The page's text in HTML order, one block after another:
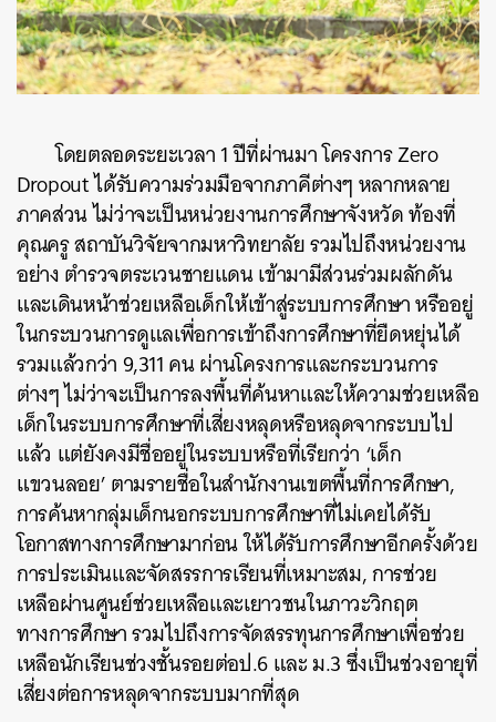
โดยตลอดระยะเวลา 1 ปีที่ผ่านมา โครงการ Zero
Dropout ได้รับความร่วมมือจากภาคีต่างๆ หลากหลาย
ภาคส่วน ไม่ว่าจะเป็นหน่วยงานการศึกษาจังหวัด ท้องที่
คุณครู สถาบันวิจัยจากมหาวิทยาลัย รวมไปถึงหน่วยงาน
อย่าง ตำรวจตระเวนชายแดน เข้ามามีส่วนร่วมผลักดัน
และเดินหน้าช่วยเหลือเด็กให้เข้าสู่ระบบการศึกษา หรืออยู่
ในกระบวนการดูแลเพื่อการเข้าถึงการศึกษาที่ยืดหยุ่นได้
รวมแล้วกว่า9,311คน ผ่านโครงการและกระบวนการ
ต่างๆ ไม่ว่าจะเป็นการลงพื้นที่ค้นหาและให้ความช่วยเหลือ
เด็กในระบบการศึกษาที่เสี่ยงหลุดหรือหลุดจากระบบไป
แล้ว แต่ยังคงมีชื่ออยู่ในระบบหรือที่เรียกว่า ‘เด็ก
แขวนลอย’ ตามรายชื่อในสำนักงานเขตพื้นที่การศึกษา,
การค้นหากลุ่มเด็กนอกระบบการศึกษาที่ไม่เคยได้รับ
โอกาสทางการศึกษามาก่อน ให้ได้รับการศึกษาอีกครั้งด้วย
การประเมินและจัดสรรการเรียนที่เหมาะสม, การช่วย
เหลือผ่านศูนย์ช่วยเหลือและเยาวชนในภาวะวิกฤต
ทางการศึกษา รวมไปถึงการจัดสรรทุนการศึกษาเพื่อช่วย
เหลือนักเรียนช่วงชั้นรอยต่อป.6 และ ม.3 ซึ่งเป็นช่วงอายุที่
เสี่ยงต่อการหลุดจากระบบมากที่สุด
ค้นหา
SHARE TWEET LINE EMAIL